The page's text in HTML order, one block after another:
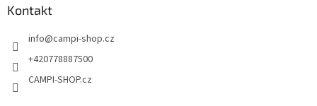
Kontakt
info@campi-shop.cz
+420778887500
CAMPI-SHOP.cz